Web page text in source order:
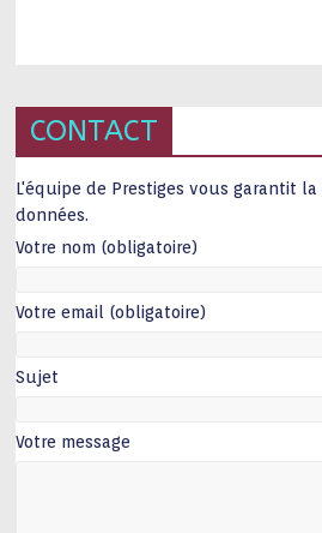
CONTACT
L'équipe de Prestiges vous garantit
données.
Votre nom (obligatoire)
Votre email (obligatoire)
Sujet
Votre message